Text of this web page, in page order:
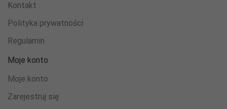
Kontakt
Polityka prywatności
Regulamin
Moje konto
Moje konto
Zarejestruj się